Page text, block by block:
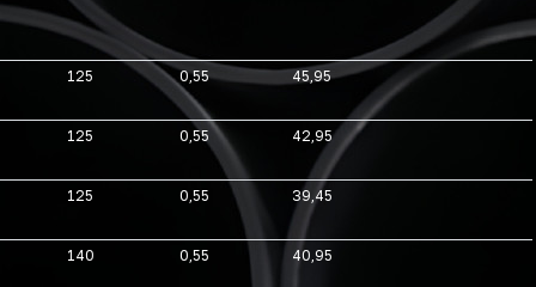
125 0,55 45,95
125 0,55 42,95
125 0,55 39,45
140 0,55 40,95